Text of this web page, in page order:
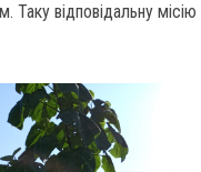
Таку відповідальну